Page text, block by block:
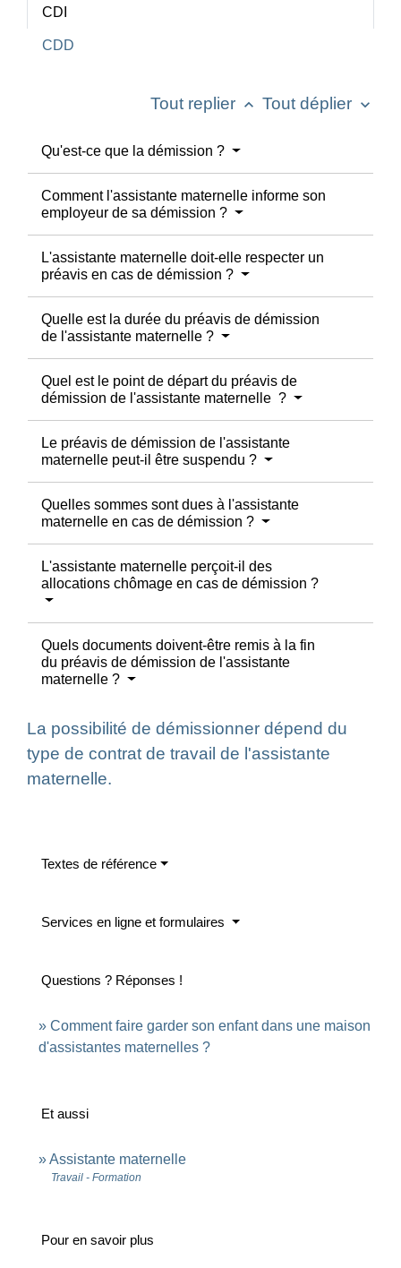
CDI
CDD
Tout replier keyboard_arrow_up Tout déplier keyboard_arrow_down
Qu'est-ce que la démission ?
Comment l'assistante maternelle informe son
employeur de sa démission ?
L'assistante maternelle doit-elle respecter un
préavis en cas de démission ?
Quelle est la durée du préavis de démission
de l'assistante maternelle ?
Quel est le point de départ du préavis de
démission de l'assistante maternelle ?
Le préavis de démission de l'assistante
maternelle peut-il être suspendu ?
Quelles sommes sont dues à l'assistante
maternelle en cas de démission ?
L'assistante maternelle perçoit-il des
allocations chômage en cas de démission ?
Quels documents doivent-être remis à la fin
du préavis de démission de l'assistante
maternelle ?
La possibilité de démissionner dépend du
type de contrat de travail de l'assistante
maternelle.
Textes de référence
Services en ligne et formulaires
Questions ? Réponses !
Comment faire garder son enfant dans une maison
d'assistantes maternelles ?
Et aussi
Assistante maternelle
Travail - Formation
Pour en savoir plus